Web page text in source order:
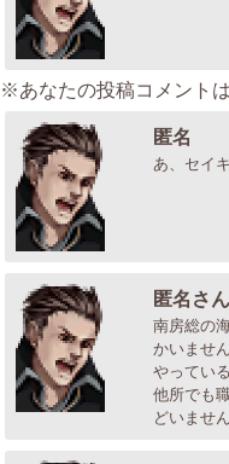
※あなたの投稿コメント
匿名
あ、セイ
匿名さん
南房総の
かいませ
やってい
他所でも
どいません